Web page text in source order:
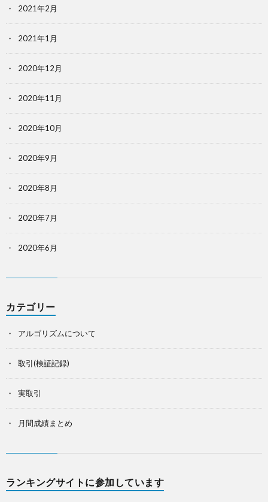
2021年2月
2021年1月
2020年12月
2020年11月
2020年10月
2020年9月
2020年8月
2020年7月
2020年6月
カテゴリー
アルゴリズムについて
取引(検証記録)
実取引
月間成績まとめ
ランキングサイトに参加しています